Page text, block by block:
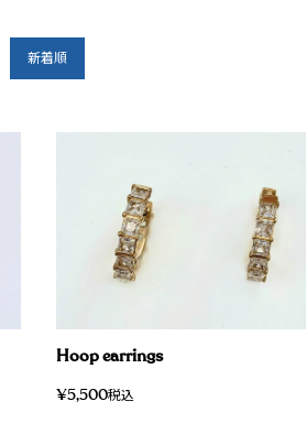
新着順
Hoop earrings
¥5,500税込